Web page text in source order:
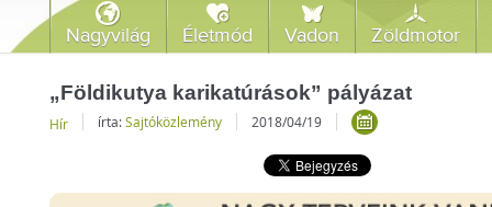
Nagyvilág Életmód Vadon Zöldmotor
„Földikutya karikatúrások” pályázat
Hír írta:Sajtóközlemény 2018/04/19